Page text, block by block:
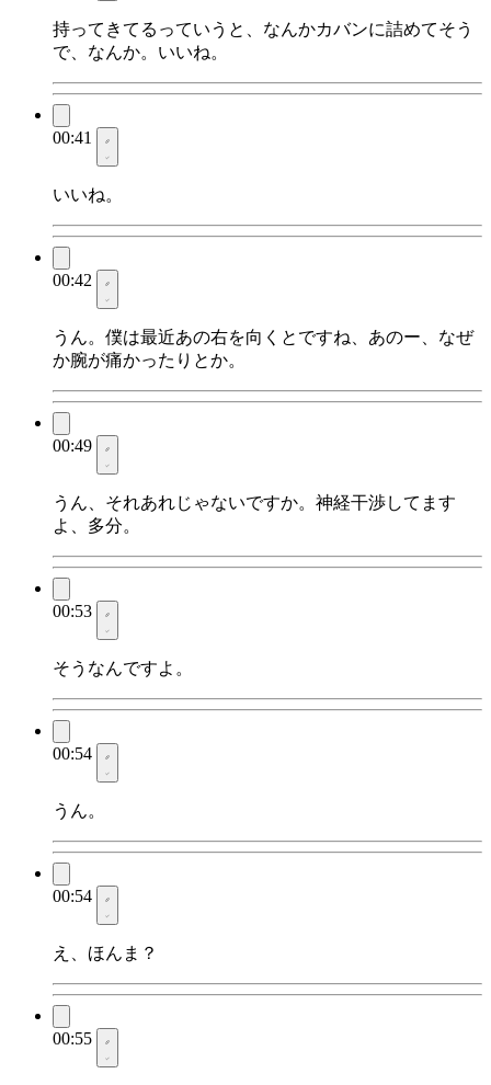
持ってきてるっていうと、なんかカバンに詰めてそう
で、なんか。いいね。
00:41
いいね。
00:42
うん。僕は最近あの右を向くとですね、あのー、なぜ
か腕が痛かったりとか。
00:49
うん、それあれじゃないですか。神経干渉してます
よ、多分。
00:53
そうなんですよ。
00:54
うん。
00:54
え、ほんま？
00:55